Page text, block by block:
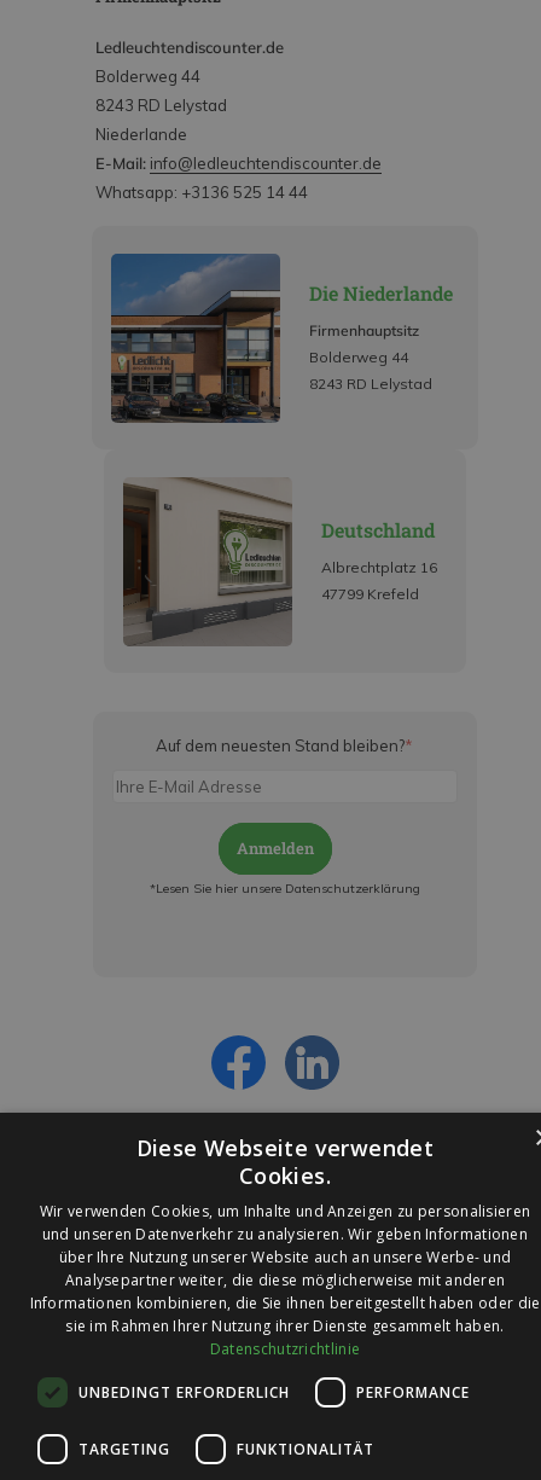
Ledleuchtendiscounter.de
Bolderweg 44
8243 RD Lelystad
Niederlande
E-Mail: info@ledleuchtendiscounter.de
Whatsapp: +3136 525 14 44
Die Niederlande
Firmenhauptsitz
Bolderweg 44
8243 RD Lelystad
Deutschland
Albrechtplatz 16
47799 Krefeld
Auf dem neuesten Stand bleiben?*
Anmelden
*Lesen Sie hier unsere Datenschutzerklärung
© 2026 Ledleuchtendiscounter.de
auf
Trusted Shops
Diese Webseite verwendet
Cookies.
Wir verwenden Cookies, um Inhalte und Anzeigen zu personalisieren
und unseren Datenverkehr zu analysieren. Wir geben Informationen
über Ihre Nutzung unserer Website auch an unsere Werbe- und
Analysepartner weiter, die diese möglicherweise mit anderen
Informationen kombinieren, die Sie ihnen bereitgestellt haben oder die
sie im Rahmen Ihrer Nutzung ihrer Dienste gesammelt haben.
Datenschutzrichtlinie
UNBEDINGT ERFORDERLICH PERFORMANCE
TARGETING FUNKTIONALITÄT